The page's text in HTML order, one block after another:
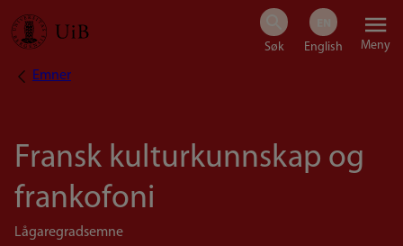
Hopp
Meny
Navigasjonssti
Emner
Fransk kulturkunnskap og
frankofoni
Lågaregradsemne